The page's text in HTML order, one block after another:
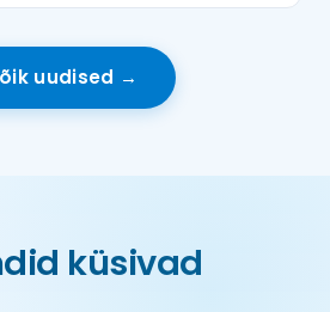
uudised →
küsivad